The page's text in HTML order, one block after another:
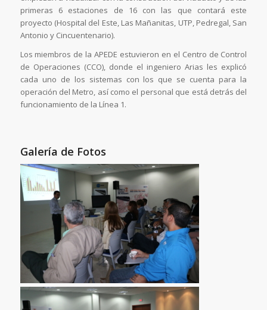
primeras 6 estaciones de 16 con las que contará este
proyecto (Hospital del Este, Las Mañanitas, UTP, Pedregal, San
Antonio y Cincuentenario).
Los miembros de la APEDE estuvieron en el Centro de Control
de Operaciones (CCO), donde el ingeniero Arias les explicó
cada uno de los sistemas con los que se cuenta para la
operación del Metro, así como el personal que está detrás del
funcionamiento de la Línea 1.
Galería de Fotos